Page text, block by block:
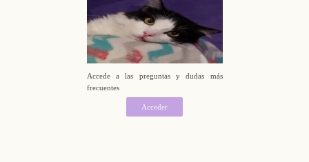
Accede a las preguntas y dudas más
frecuentes
Acceder